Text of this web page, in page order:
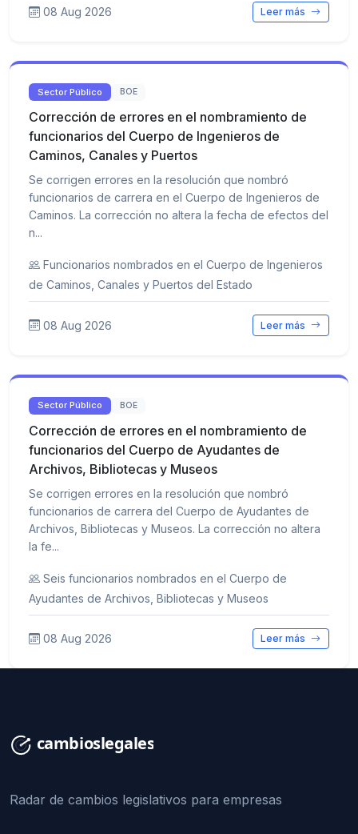
08 Aug 2026 Leer más
Sector Público BOE
Corrección de errores en el nombramiento de
funcionarios del Cuerpo de Ingenieros de
Caminos, Canales y Puertos
Se corrigen errores en la resolución que nombró
funcionarios de carrera en el Cuerpo de Ingenieros de
Caminos. La corrección no altera la fecha de efectos del
n...
Funcionarios nombrados en el Cuerpo de Ingenieros
de Caminos, Canales y Puertos del Estado
08 Aug 2026 Leer más
Sector Público BOE
Corrección de errores en el nombramiento de
funcionarios del Cuerpo de Ayudantes de
Archivos, Bibliotecas y Museos
Se corrigen errores en la resolución que nombró
funcionarios de carrera del Cuerpo de Ayudantes de
Archivos, Bibliotecas y Museos. La corrección no altera
la fe...
Seis funcionarios nombrados en el Cuerpo de
Ayudantes de Archivos, Bibliotecas y Museos
08 Aug 2026 Leer más
Radar de cambios legislativos para empresas